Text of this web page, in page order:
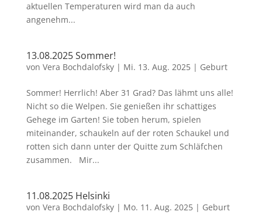
aktuellen Temperaturen wird man da auch
angenehm...
13.08.2025 Sommer!
von Vera Bochdalofsky| Mi. 13. Aug. 2025| Geburt
Sommer! Herrlich! Aber 31 Grad? Das lähmt uns alle!
Nicht so die Welpen. Sie genießen ihr schattiges
Gehege im Garten! Sie toben herum, spielen
miteinander, schaukeln auf der roten Schaukel und
rotten sich dann unter der Quitte zum Schläfchen
zusammen. Mir...
11.08.2025 Helsinki
von Vera Bochdalofsky| Mo. 11. Aug. 2025| Geburt